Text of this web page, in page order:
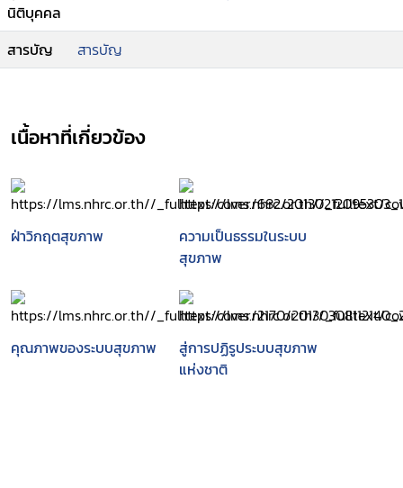
นิติบุคคล
สารบัญ สารบัญ
เนื้อหาที่เกี่ยวข้อง
ฝ่าวิกฤตสุขภาพ
ความเป็นธรรมในระบบ
สุขภาพ
คุณภาพของระบบสุขภาพ
สู่การปฏิรูประบบสุขภาพ
แห่งชาติ